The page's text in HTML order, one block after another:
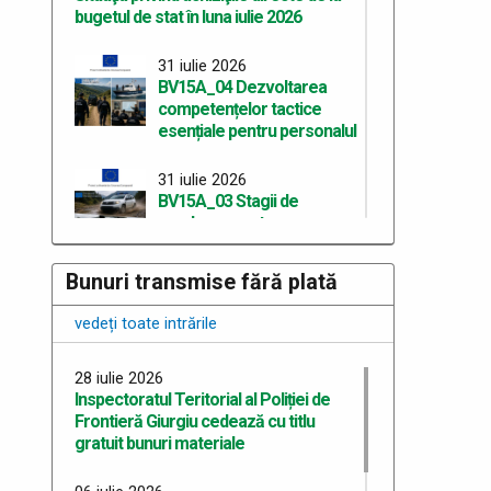
bugetul de stat în luna iulie 2026
31 iulie 2026
BV15A_04 Dezvoltarea
competențelor tactice
esențiale pentru personalul
31 iulie 2026
BV15A_03 Stagii de
conducere auto
specializată
30 iulie 2026
Anunț privind planificarea la evaluarea
psihologică a candidaților recrutați în
admitere la programul de studii
universitare de master profesional
28 iulie 2026
Bunuri transmise fără plată
vedeți toate intrările
28 iulie 2026
Inspectoratul Teritorial al Poliției de
Frontieră Giurgiu cedează cu titlu
gratuit bunuri materiale